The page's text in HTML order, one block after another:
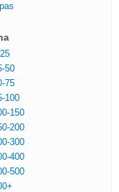
50
75
100
150
200
300
400
500